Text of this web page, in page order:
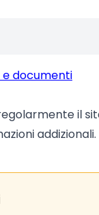
documenti
il
addizionali.